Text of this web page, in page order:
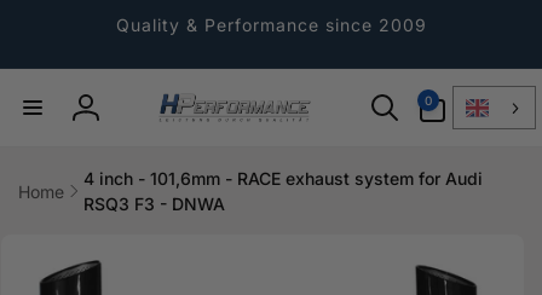
Quality & Performance since 2009
Log
0
Article
Home
4 inch - 101,6mm - RACE exhaust system for Audi
RSQ3 F3 - DNWA